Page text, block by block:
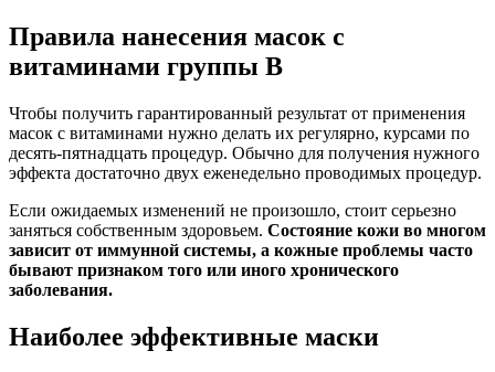
Правила нанесения масок с
витаминами группы В
Чтобы получить гарантированный результат от применения
масок с витаминами нужно делать их регулярно, курсами по
десять-пятнадцать процедур. Обычно для получения нужного
эффекта достаточно двух еженедельно проводимых процедур.
Если ожидаемых изменений не произошло, стоит серьезно
заняться собственным здоровьем. Состояние кожи во многом
зависит от иммунной системы, а кожные проблемы часто
бывают признаком того или иного хронического
заболевания.
Наиболее эффективные маски